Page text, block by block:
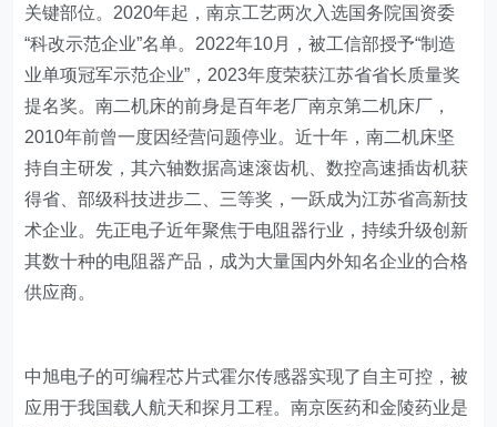
关键部位。2020年起，南京工艺两次入选国务院国资委
“科改示范企业”名单。2022年10月，被工信部授予“制造
业单项冠军示范企业”，2023年度荣获江苏省省长质量奖
提名奖。南二机床的前身是百年老厂南京第二机床厂，
2010年前曾一度因经营问题停业。近十年，南二机床坚
持自主研发，其六轴数据高速滚齿机、数控高速插齿机获
得省、部级科技进步二、三等奖，一跃成为江苏省高新技
术企业。先正电子近年聚焦于电阻器行业，持续升级创新
其数十种的电阻器产品，成为大量国内外知名企业的合格
供应商。
​中旭电子的可编程芯片式霍尔传感器实现了自主可控，被
应用于我国载人航天和探月工程。南京医药和金陵药业是